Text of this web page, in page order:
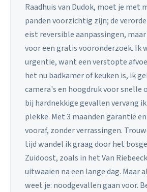
Raadhuis van Dudok, moet je met
panden voorzichtig zijn; de
eist reversible aanpassingen,
voor een gratis vooronderzoek. Ik
urgentie, want een verstopte
het nu badkamer of keuken is, ik
camera's en hoogdruk voor snelle
bij hardnekkige gevallen vervang
plekke. Met 3 maanden garantie
vooraf, zonder verrassingen.
tijd wandel ik graag door het
Zuidoost, zoals in het Van
uitwaaien na een lange dag. Maar
weet je: noodgevallen gaan voor.